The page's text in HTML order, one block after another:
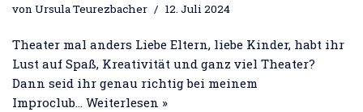
vonUrsula Teurezbacher 12. Juli 2024
Theater mal anders Liebe Eltern, liebe Kinder, habt ihr
Lust auf Spaß, Kreativität und ganz viel Theater?
Dann seid ihr genau richtig bei meinem
Improclub… Weiterlesen »